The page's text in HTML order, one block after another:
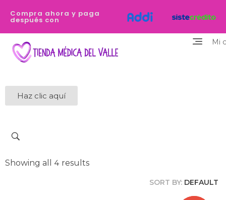
Compra ahora y paga
después con
Mi
Haz clic aquí
Showing all 4 results
SORT BY: DEFAULT